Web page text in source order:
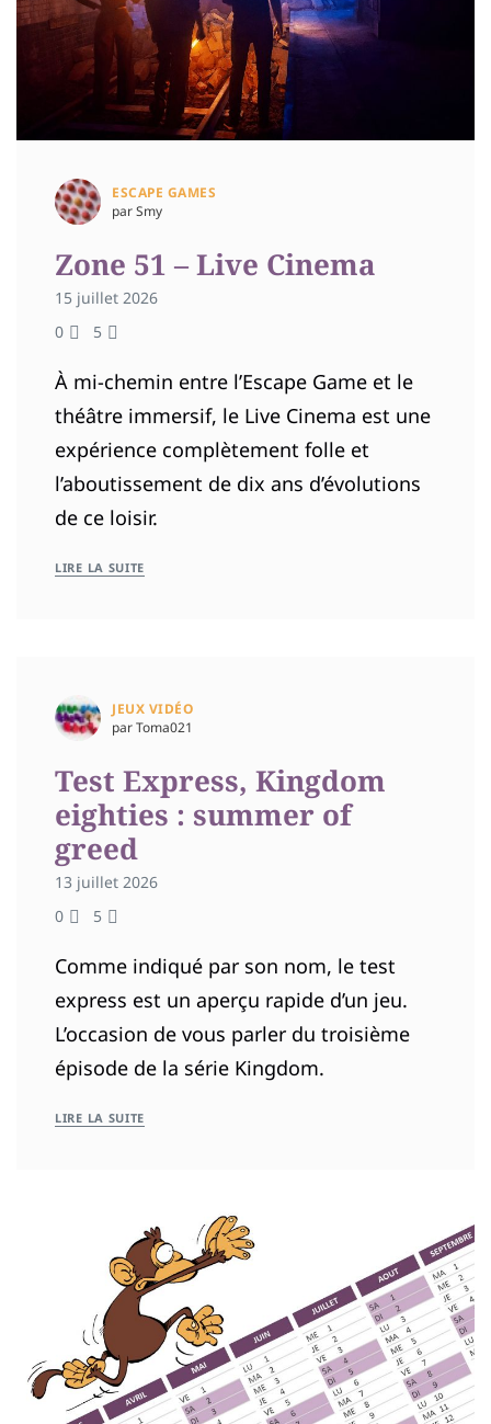
ESCAPE GAMES
par Smy
Zone 51 – Live Cinema
15 juillet 2026
0
5
À mi-chemin entre l’Escape Game et le
théâtre immersif, le Live Cinema est une
expérience complètement folle et
l’aboutissement de dix ans d’évolutions
de ce loisir.
LIRE LA SUITE
JEUX VIDÉO
par Toma021
Test Express, Kingdom
eighties : summer of
greed
13 juillet 2026
0
5
Comme indiqué par son nom, le test
express est un aperçu rapide d’un jeu.
L’occasion de vous parler du troisième
épisode de la série Kingdom.
LIRE LA SUITE